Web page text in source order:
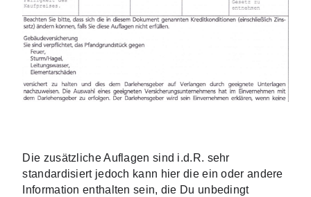
Die zusätzliche Auflagen sind i.d.R. sehr
standardisiert jedoch kann hier die ein oder andere
Information enthalten sein, die Du unbedingt